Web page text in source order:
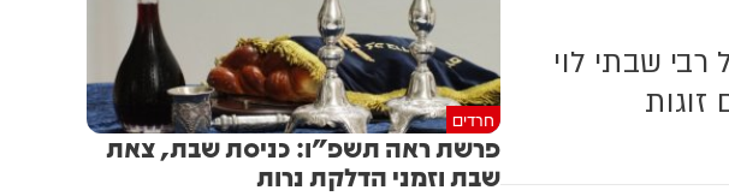
שבתי לוי
חרדים
פרשת ראה תשפ"ו: כניסת שבת, צאת
שבת וזמני הדלקת נרות